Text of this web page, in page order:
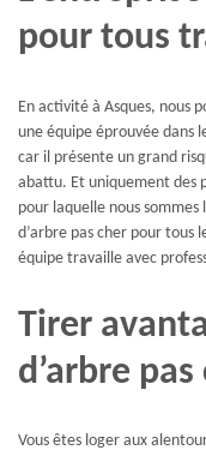
pour tous
En activité à Asques, nous
une équipe éprouvée dans
car il présente un grand
abattu. Et uniquement des
pour laquelle nous
d’arbre pas cher pour tous
équipe travaille avec
Tirer
d’arbre
Vous êtes loger aux